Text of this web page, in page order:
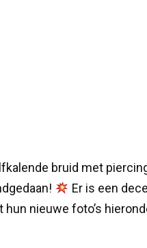
bruid met
Er is een
nieuwe foto’s